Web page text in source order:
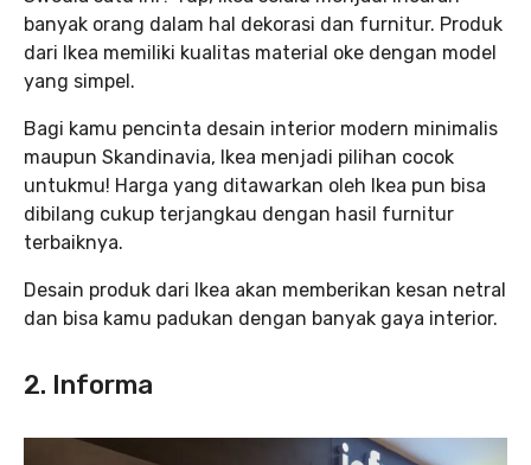
banyak orang dalam hal dekorasi dan furnitur. Produk
dari Ikea memiliki kualitas material oke dengan model
yang simpel.
Bagi kamu pencinta desain interior modern minimalis
maupun Skandinavia, Ikea menjadi pilihan cocok
untukmu! Harga yang ditawarkan oleh Ikea pun bisa
dibilang cukup terjangkau dengan hasil furnitur
terbaiknya.
Desain produk dari Ikea akan memberikan kesan netral
dan bisa kamu padukan dengan banyak gaya interior.
2. Informa